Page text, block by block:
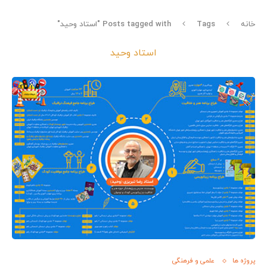
خانه Tags Posts tagged with "استاد وحید"
استاد وحید
پروژه ها علمی و فرهنگی